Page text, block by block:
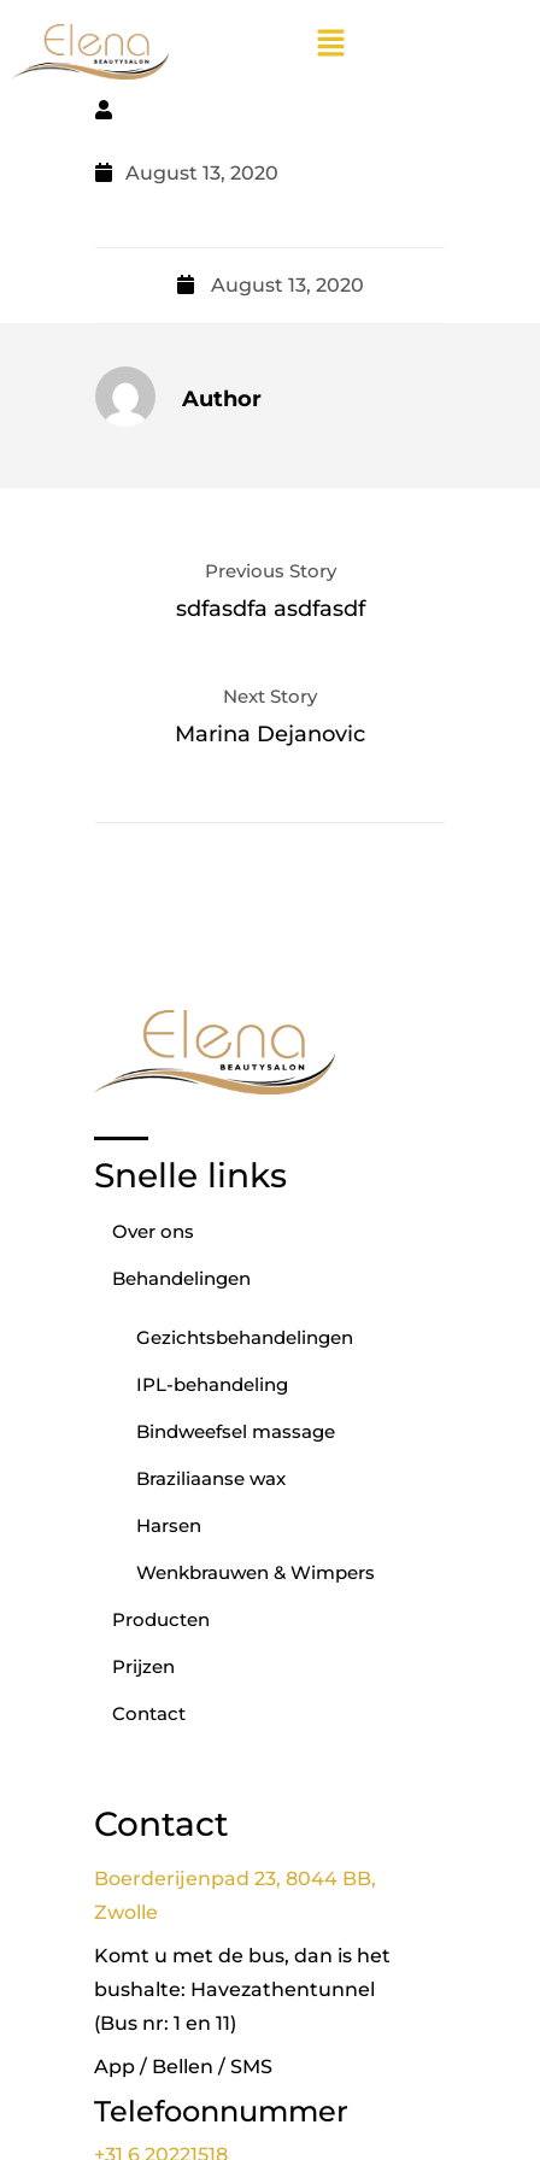
August 13, 2020
August 13, 2020
Author
Previous Story
sdfasdfa asdfasdf
Next Story
Marina Dejanovic
Snelle links
Over ons
Behandelingen
Gezichtsbehandelingen
IPL-behandeling
Bindweefsel massage
Braziliaanse wax
Harsen
Wenkbrauwen & Wimpers
Producten
Prijzen
Contact
Contact
Boerderijenpad 23, 8044 BB,
Zwolle
Komt u met de bus, dan is het
bushalte: Havezathentunnel
(Bus nr: 1 en 11)
App / Bellen / SMS
Telefoonnummer
+31 6 20221518